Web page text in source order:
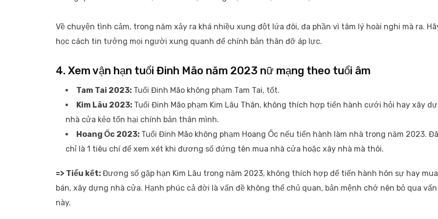
Về chuyện tình cảm, trong năm xảy ra khá nhiều xung đột lứa đôi, đa phần vì tâm lý hoài nghi mà ra.
học cách tin tưởng mọi người xung quanh để chính bản thân đỡ áp lực.
4. Xem vận hạn tuổi Đinh Mão năm 2023 nữ mạng theo tuổi âm
Tam Tai 2023: Tuổi Đinh Mão không phạm Tam Tai, tốt.
Kim Lâu 2023: Tuổi Đinh Mão phạm Kim Lâu Thân, không thích hợp tiến hành cưới hỏi hay xây
nhà cửa kẻo tổn hại chính bản thân mình.
Hoang Ốc 2023: Tuổi Đinh Mão không phạm Hoang Ốc nếu tiến hành làm nhà trong năm 2023.
chỉ là 1 tiêu chí để xem xét khi đương số đứng tên mua nhà cửa hoặc xây nhà mà thôi.
=> Tiểu kết: Đương số gặp hạn Kim Lâu trong năm 2023, không thích hợp để tiến hành hôn sự hay mua
bán, xây dựng nhà cửa. Hạnh phúc cả đời là vấn đề không thể chủ quan, bản mệnh chớ nên bỏ qua
này.